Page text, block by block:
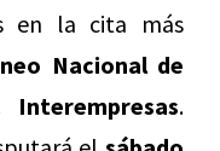
en la cita más
Nacional de
Interempresas.